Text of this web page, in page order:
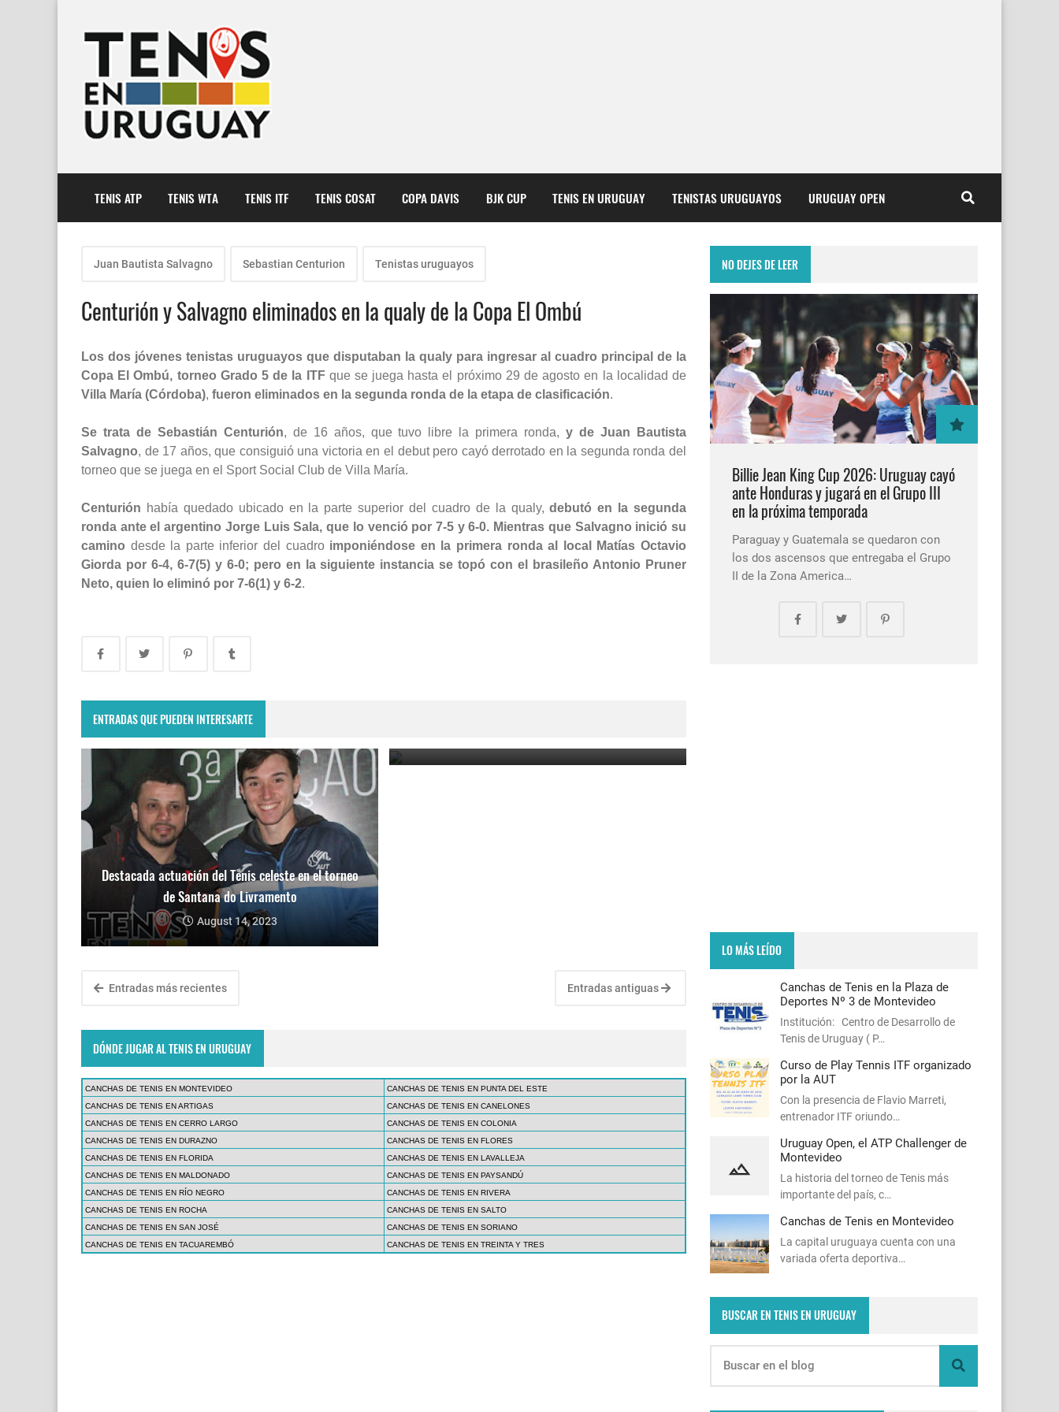
TENIS ATP TENIS WTA TENIS ITF TENIS COSAT COPA DAVIS BJK CUP TENIS EN URUGUAY TENISTAS URUGUAYOS URUGUAY OPEN
Juan Bautista Salvagno Sebastian Centurion Tenistas uruguayos
Centurión y Salvagno eliminados en la qualy de la Copa El Ombú
Los dos jóvenes tenistas uruguayos que disputaban la qualy para ingresar al cuadro principal de la
Copa El Ombú, torneo Grado 5 de la ITFque se juega hasta el próximo 29 de agosto en la localidad de
Villa María (Córdoba), fueron eliminados en la segunda ronda de la etapa de clasificación.
Se trata de Sebastián Centurión, de 16 años, que tuvo libre la primera ronda,y de Juan Bautista
Salvagno, de 17 años, que consiguió una victoria en el debut pero cayó derrotado en la segunda ronda del
torneo que se juega en el Sport Social Club de Villa María.
Centurión había quedado ubicado en la parte superior del cuadro de la qualy,debutó en la segunda
ronda ante el argentino Jorge Luis Sala, que lo venció por 7-5 y 6-0. Mientras que Salvagno inició su
camino desde la parte inferior del cuadro imponiéndose en la primera ronda al local Matías Octavio
Giorda por 6-4, 6-7(5) y 6-0; pero en la siguiente instancia se topó con el brasileño Antonio Pruner
Neto, quien lo eliminó por 7-6(1) y 6-2.
ENTRADAS QUE PUEDEN INTERESARTE
Destacada actuación del Tenis celeste en el torneo
de Santana do Livramento
August 14, 2023
Entradas más recientes Entradas antiguas
DÓNDE JUGAR AL TENIS EN URUGUAY
CANCHAS DE TENIS EN MONTEVIDEO
CANCHAS DE TENIS EN PUNTA DEL ESTE
CANCHAS DE TENIS EN ARTIGAS
CANCHAS DE TENIS EN CANELONES
CANCHAS DE TENIS EN CERRO LARGO
CANCHAS DE TENIS EN COLONIA
CANCHAS DE TENIS EN DURAZNO
CANCHAS DE TENIS EN FLORES
CANCHAS DE TENIS EN FLORIDA
CANCHAS DE TENIS EN LAVALLEJA
CANCHAS DE TENIS EN MALDONADO
CANCHAS DE TENIS EN PAYSANDÚ
CANCHAS DE TENIS EN RÍO NEGRO
CANCHAS DE TENIS EN RIVERA
CANCHAS DE TENIS EN ROCHA
CANCHAS DE TENIS EN SALTO
CANCHAS DE TENIS EN SAN JOSÉ
CANCHAS DE TENIS EN SORIANO
CANCHAS DE TENIS EN TACUAREMBÓ
CANCHAS DE TENIS EN TREINTA Y TRES
NO DEJES DE LEER
Billie Jean King Cup 2026: Uruguay cayó
ante Honduras y jugará en el Grupo III
en la próxima temporada
Paraguay y Guatemala se quedaron con
los dos ascensos que entregaba el Grupo
II de la Zona America…
LO MÁS LEÍDO
Canchas de Tenis en la Plaza de
Deportes Nº 3 de Montevideo
Institución: Centro de Desarrollo de
Tenis de Uruguay ( P…
Curso de Play Tennis ITF organizado
por la AUT
Con la presencia de Flavio Marreti,
entrenador ITF oriundo…
Uruguay Open, el ATP Challenger de
Montevideo
La historia del torneo de Tenis más
importante del país, c…
Canchas de Tenis en Montevideo
La capital uruguaya cuenta con una
variada oferta deportiva…
BUSCAR EN TENIS EN URUGUAY